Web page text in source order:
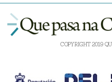
COPYRIGHT 2019